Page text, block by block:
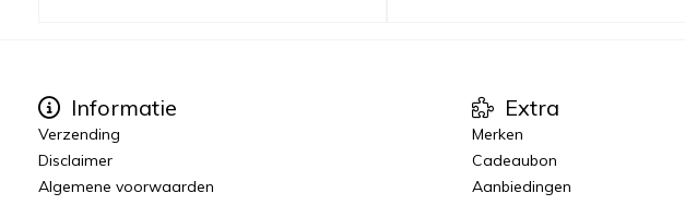
Informatie
Verzending
Disclaimer
Algemene voorwaarden
Extra
Merken
Cadeaubon
Aanbiedingen